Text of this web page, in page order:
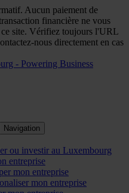
Aucun paiement de
financière ne vous
ce site. Vérifiez toujours l'URL
nous directement en cas
Navigation
ou investir au Luxembourg
entreprise
mon entreprise
mon entreprise